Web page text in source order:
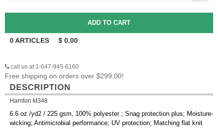
0ARTICLES $ 0.00
call us at 1-647-945-6160
Free shipping on orders over $299.00!
DESCRIPTION
Harriton M348
6.6 oz./yd2 / 225 gsm, 100% polyester ; Snag protection plus; Moisture-
wicking; Antimicrobial performance; UV protection; Matching flat knit